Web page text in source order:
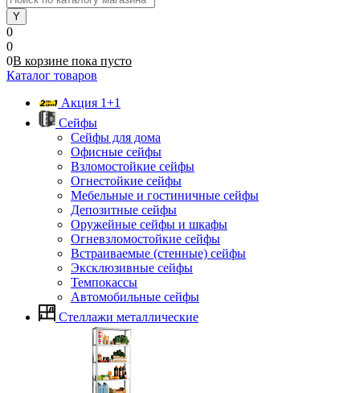
0
0
0В корзине пока пусто
Каталог товаров
Акция 1+1
Сейфы
Сейфы для дома
Офисные сейфы
Взломостойкие сейфы
Огнестойкие сейфы
Мебельные и гостиничные сейфы
Депозитные сейфы
Оружейные сейфы и шкафы
Огневзломостойкие сейфы
Встраиваемые (стенные) сейфы
Эксклюзивные сейфы
Темпокассы
Автомобильные сейфы
Стеллажи металлические